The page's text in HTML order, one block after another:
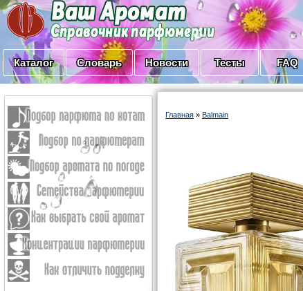
Каталог Словарь Новости Тесты
Главная » Balmain